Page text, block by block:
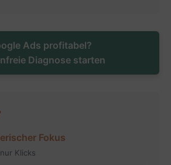
Ads profitabel?
Diagnose starten
Fokus
Klicks